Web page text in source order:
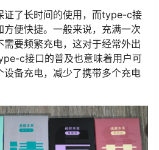
证了长时间的使用，而type-c接
方便快捷。一般来说，充满一次
需要频繁充电，这对于经常外出
c接口的普及也意味着用户可
设备充电，减少了携带多个充电